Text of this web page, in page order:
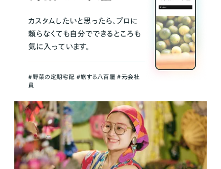
カスタムしたいと思ったら、プロに
頼らなくても自分でできるところも
気に入っています。
＃野菜の定期宅配 ＃旅する八百屋 ＃元会社
員